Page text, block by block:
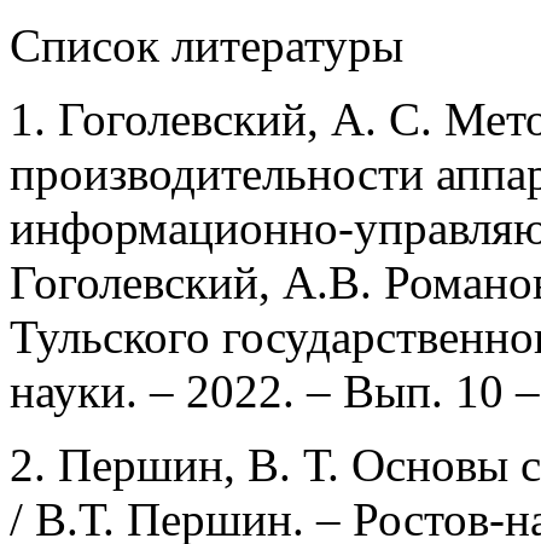
Список литературы
1. Гоголевский, А. С.
производительности
информационно-
Гоголевский, А.В.
Тульского
науки. – 2022. – Вып. 10
2. Першин, В. Т. Основы
/ В.Т. Першин. – Ростов-